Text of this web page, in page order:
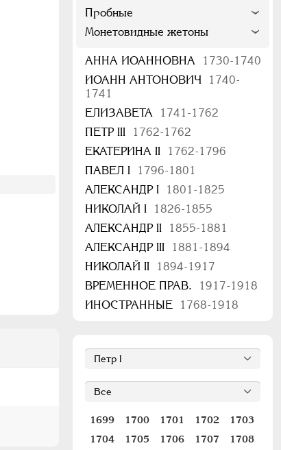
Пробные
Монетовидные жетоны
АННА ИОАННОВНА
1730-1740
ИОАНН АНТОНОВИЧ
1740-
1741
ЕЛИЗАВЕТА
1741-1762
ПЕТР III
1762-1762
ЕКАТЕРИНА II
1762-1796
ПАВЕЛ I
1796-1801
АЛЕКСАНДР I
1801-1825
НИКОЛАЙ I
1826-1855
АЛЕКСАНДР II
1855-1881
АЛЕКСАНДР III
1881-1894
НИКОЛАЙ II
1894-1917
ВРЕМЕННОЕ ПРАВ.
1917-1918
ИНОСТРАННЫЕ
1768-1918
1699 1700 1701 1702
1703
1704
1705 1706 1707
1708